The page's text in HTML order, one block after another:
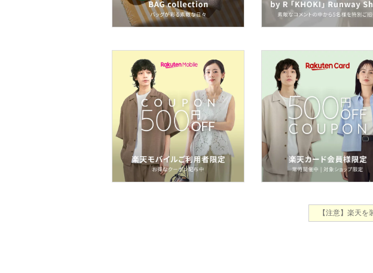
コフレ・キット・セット
インテリア・生活雑貨
スマホグッズ・オーディ
オ機器
スポーツ・アウトドア用
文房具
【注意】楽天